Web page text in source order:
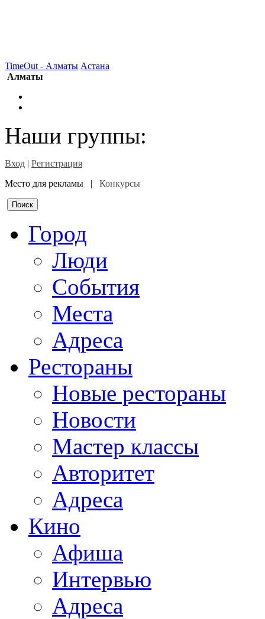
TimeOut - Алматы Астана
Алматы
Наши группы:
Вход | Регистрация
Место для рекламы | Конкурсы
Город
Люди
События
Места
Адреса
Рестораны
Новые рестораны
Новости
Мастер классы
Авторитет
Адреса
Кино
Афиша
Интервью
Адреса